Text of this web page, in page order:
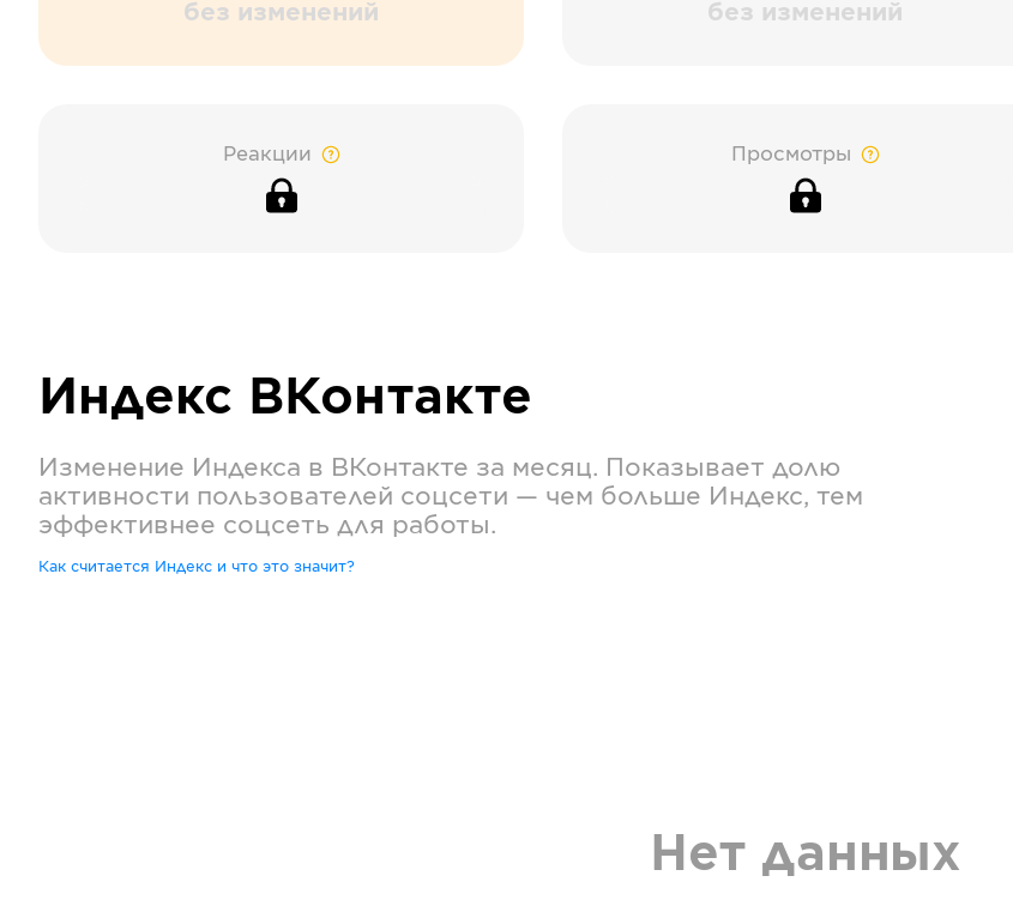
без изменений без изменений
Реакции Просмотры
Индекс ВКонтакте
Изменение Индекса в ВКонтакте за месяц. Показывает долю
активности пользователей соцсети — чем больше Индекс, тем
эффективнее соцсеть для работы.
Как считается Индекс и что это значит?
Нет данных